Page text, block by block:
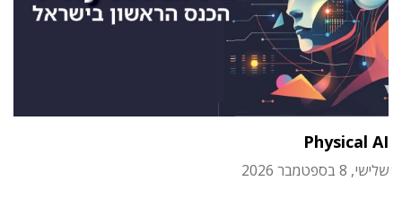
Physical AI
שלישי, 8 בספטמבר 2026